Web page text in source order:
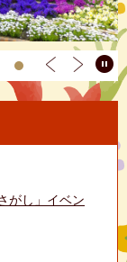
がし」イベン